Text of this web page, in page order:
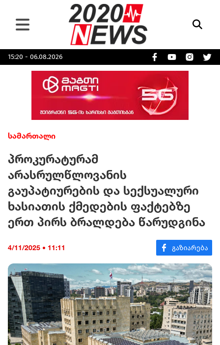
15:20 - 06.08.2026
სამართალი
პროკურატურამ
არასრულწლოვანის
გაუპატიურების და სექსუალური
ხასიათის ქმედების ფაქტებზე
ერთ პირს ბრალდება წარუდგინა
4/11/2025 • 11:11